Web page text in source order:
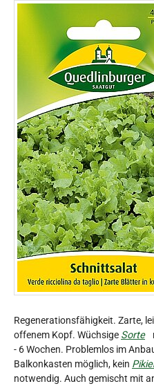
Regenerationsfähigkeit. Zarte,
offenem Kopf. Wüchsige Sorte
- 6 Wochen. Problemlos im
Balkonkasten möglich, kein
notwendig. Auch gemischt mit